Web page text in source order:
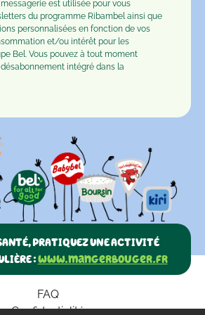
est utilisée pour vous
du programme Ribambel ainsi que
personnalisées en fonction de vos
et/ou intérêt pour les
Bel. Vous pouvez à tout moment
désabonnement intégré dans la
PRATIQUEZ UNE ACTIVITÉ
:www.mangerbouger.fr
FAQ
Confidentialité